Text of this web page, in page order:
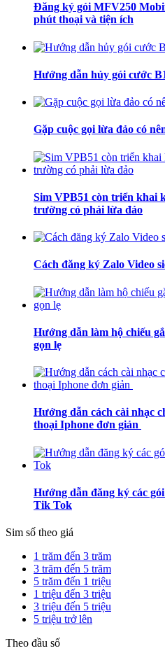
Đăng ký gói MFV250
phút thoại và tiện ích
Hướng dẫn hủy gói cước
Gặp cuộc gọi lừa đảo có
Sim VPB51 còn triển khai
trường có phải lừa đảo
Cách đăng ký Zalo Video
Hướng dẫn làm hộ chiếu
gọn lẹ
Hướng dẫn cách cài nhạc
thoại Iphone đơn giản
Hướng dẫn đăng ký các
Tik Tok
Sim số theo giá
1 trăm đến 3 trăm
3 trăm đến 5 trăm
5 trăm đến 1 triệu
1 triệu đến 3 triệu
3 triệu đến 5 triệu
5 triệu trở lên
Theo đầu số